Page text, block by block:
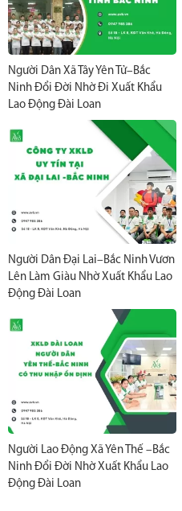
Người Dân Xã Tây Yên Tử–Bắc
Ninh Đổi Đời Nhờ Đi Xuất Khẩu
Lao Động Đài Loan
Người Dân Đại Lai–Bắc Ninh Vươn
Lên Làm Giàu Nhờ Xuất Khẩu Lao
Động Đài Loan
Người Lao Động Xã Yên Thế –Bắc
Ninh Đổi Đời Nhờ Xuất Khẩu Lao
Động Đài Loan